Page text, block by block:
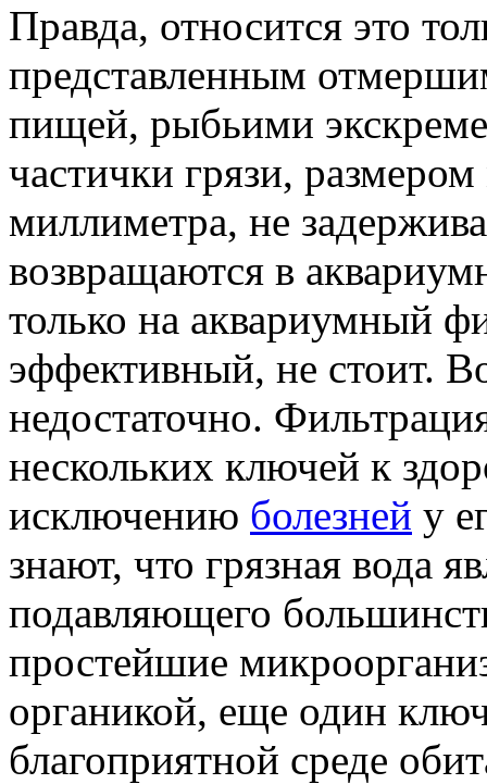
Правда, относится это
представленным
пищей, рыбьими
частички грязи,
миллиметра, не
возвращаются в
только на аквариумный
эффективный, не стоит.
недостаточно.
нескольких ключей к
исключению болезней у
знают, что грязная вода
подавляющего
простейшие
органикой, еще один
благоприятной среде